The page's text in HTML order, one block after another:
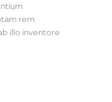
rem
illo inventore